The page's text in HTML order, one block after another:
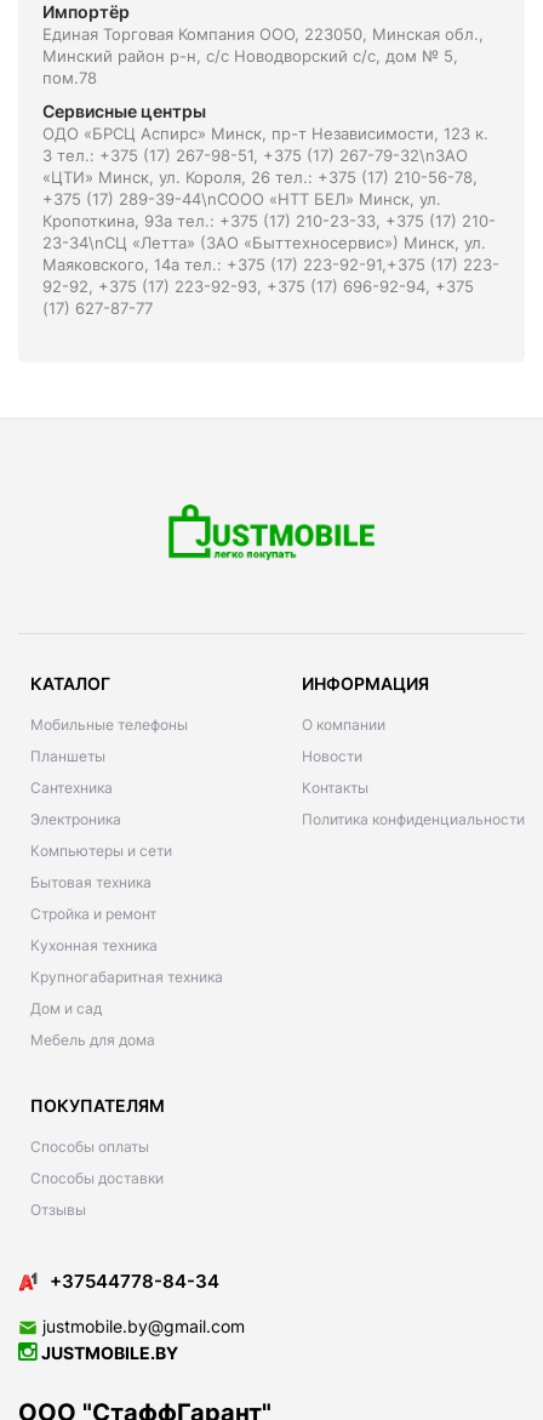
Импортёр
Единая Торговая Компания ООО, 223050, Минская обл.,
Минский район р-н, с/с Новодворский с/с, дом № 5,
пом.78
Сервисные центры
ОДО «БРСЦ Аспирс» Минск, пр-т Независимости, 123 к.
3 тел.: +375 (17) 267-98-51, +375 (17) 267-79-32\nЗАО
«ЦТИ» Минск, ул. Короля, 26 тел.: +375 (17) 210-56-78,
+375 (17) 289-39-44\nСООО «НТТ БЕЛ» Минск, ул.
Кропоткина, 93а тел.: +375 (17) 210-23-33, +375 (17) 210-
23-34\nСЦ «Летта» (ЗАО «Быттехносервис») Минск, ул.
Маяковского, 14а тел.: +375 (17) 223-92-91,+375 (17) 223-
92-92, +375 (17) 223-92-93, +375 (17) 696-92-94, +375
(17) 627-87-77
КАТАЛОГ
Мобильные телефоны
Планшеты
Сантехника
Электроника
Компьютеры и сети
Бытовая техника
Стройка и ремонт
Кухонная техника
Крупногабаритная техника
Дом и сад
Мебель для дома
ИНФОРМАЦИЯ
О компании
Новости
Контакты
Политика конфиденциальности
ПОКУПАТЕЛЯМ
Способы оплаты
Способы доставки
Отзывы
+37544778-84-34
justmobile.by@gmail.com
JUSTMOBILE.BY
ООО "СтаффГарант"